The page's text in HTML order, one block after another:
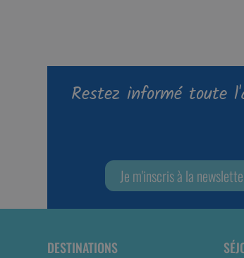
Restez informé toute
Je m'inscris à la
DESTINATIONS